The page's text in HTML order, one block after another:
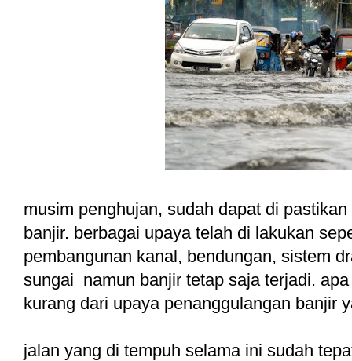
musim penghujan, sudah dapat di
banjir. berbagai upaya telah di lakukan
pembangunan kanal, bendungan, sistem
sungai namun banjir tetap saja terjadi.
kurang dari upaya penanggulangan banjir
jalan yang di tempuh selama ini sudah